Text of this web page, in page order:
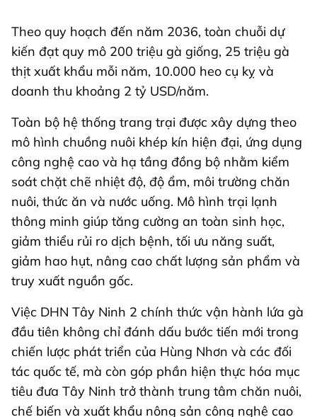
Theo quy hoạch đến năm 2036, toàn chuỗi dự
kiến đạt quy mô 200 triệu gà giống, 25 triệu gà
thịt xuất khẩu mỗi năm, 10.000 heo cụ kỵ và
doanh thu khoảng 2 tỷ USD/năm.
Toàn bộ hệ thống trang trại được xây dựng theo
mô hình chuồng nuôi khép kín hiện đại, ứng dụng
công nghệ cao và hạ tầng đồng bộ nhằm kiểm
soát chặt chẽ nhiệt độ, độ ẩm, môi trường chăn
nuôi, thức ăn và nước uống. Mô hình trại lạnh
thông minh giúp tăng cường an toàn sinh học,
giảm thiểu rủi ro dịch bệnh, tối ưu năng suất,
giảm hao hụt, nâng cao chất lượng sản phẩm và
truy xuất nguồn gốc.
Việc DHN Tây Ninh 2 chính thức vận hành lứa gà
đầu tiên không chỉ đánh dấu bước tiến mới trong
chiến lược phát triển của Hùng Nhơn và các đối
tác quốc tế, mà còn góp phần hiện thực hóa mục
tiêu đưa Tây Ninh trở thành trung tâm chăn nuôi,
chế biến và xuất khẩu nông sản công nghệ cao